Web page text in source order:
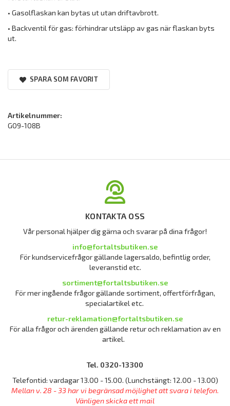
• Gasolflaskan kan bytas ut utan driftavbrott.
• Backventil för gas: förhindrar utsläpp av gas när flaskan byts
ut.
SPARA SOM FAVORIT
Artikelnummer:
G09-108B
KONTAKTA OSS
Vår personal hjälper dig gärna och svarar på dina frågor!
info@fortaltsbutiken.se
För kundservicefrågor gällande lagersaldo, befintlig order,
leveranstid etc.
sortiment@fortaltsbutiken.se
För mer ingående frågor gällande sortiment, offertförfrågan,
specialartikel etc.
retur-reklamation@fortaltsbutiken.se
För alla frågor och ärenden gällande retur och reklamation av en
artikel.
Tel. 0320-13300
Telefontid: vardagar 13.00 - 15.00. (Lunchstängt: 12.00 - 13.00)
Mellan v. 28 - 33 har vi begränsad möjlighet att svara i telefon.
Vänligen skicka ett mail